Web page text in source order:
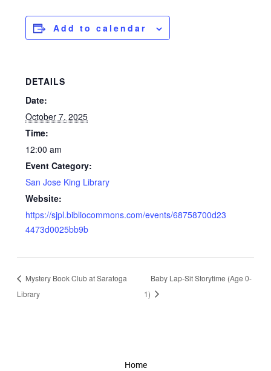
Add to calendar
DETAILS
Date:
October 7, 2025
Time:
12:00 am
Event Category:
San Jose King Library
Website:
https://sjpl.bibliocommons.com/events/68758700d23
4473d0025bb9b
Mystery Book Club at Saratoga
Library
Baby Lap-Sit Storytime (Age 0-
1)
Home